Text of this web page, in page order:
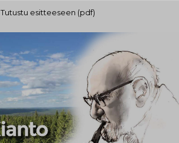
Tutustu esitteeseen (pdf)